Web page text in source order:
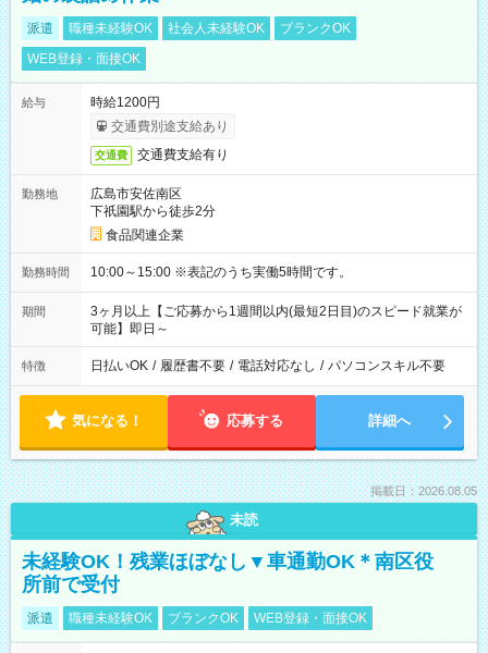
派遣 職種未経験OK 社会人未経験OK
ブランクOK
WEB登録・面接OK
給与
時給1200円
交通費別途支給あり
交通費 交通費支給有り
勤務地
広島市安佐南区
下祇園駅から徒歩2分
食品関連企業
勤務時間 10:00～15:00 ※表記のうち実働5時間です。
期間
3ヶ月以上【ご応募から1週間以内(最短2日目)のスピード就業が
可能】即日～
特徴 日払いOK / 履歴書不要 / 電話対応なし / パソコンスキル不要
気になる！ 応募する 詳細へ
掲載日：2026.08.05
未読
未経験OK！残業ほぼなし▼車通勤OK＊南区役
所前で受付
派遣 職種未経験OK ブランクOK WEB登録・面接OK